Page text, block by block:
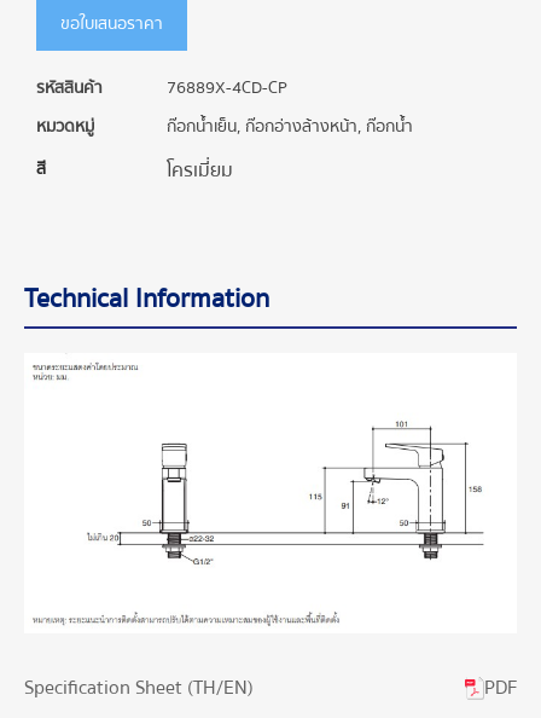
ขอใบเสนอราคา
รหัสสินค้า
76889X-4CD-CP
หมวดหมู่
ก๊อกน้ำเย็น,ก๊อกอ่างล้างหน้า,ก๊อกน้ำ
สี โครเมี่ยม
Technical Information
Specification Sheet (TH/EN)
PDF